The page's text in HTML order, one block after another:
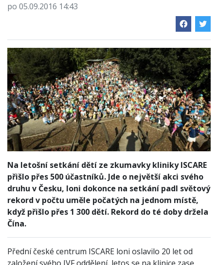
po 05.09.2016 14:43
Na letošní setkání dětí ze zkumavky kliniky ISCARE
přišlo přes 500 účastníků. Jde o největší akci svého
druhu v Česku, loni dokonce na setkání padl světový
rekord v počtu uměle počatých na jednom místě,
když přišlo přes 1 300 dětí. Rekord do té doby držela
Čína.
Přední české centrum ISCARE loni oslavilo 20 let od